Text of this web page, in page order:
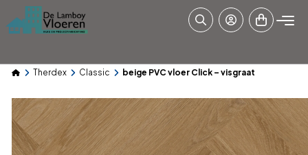
Therdex Classic beige PVC vloer Click – visgraat